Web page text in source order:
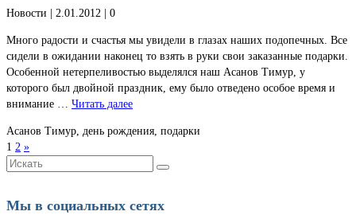
Новости | 2.01.2012 | 0
Много радости и счастья мы увидели в глазах наших подопечных. Все
сидели в ожидании наконец то взять в руки свои заказанные подарки.
Особенной нетерпеливостью выделялся наш Асанов Тимур, у
которого был двойной праздник, ему было отведено особое время и
внимание … Читать далее
Асанов Тимур, день рождения, подарки
1 2 »
Искать:
Мы в социальных сетях